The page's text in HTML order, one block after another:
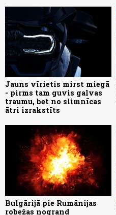
Jauns vīrietis mirst miegā
- pirms tam guvis galvas
traumu, bet no slimnīcas
ātri izrakstīts
Bulgārijā pie Rumānijas
robežas nogrand